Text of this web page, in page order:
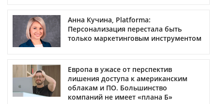
Анна Кучина, Platforma:
Персонализация перестала быть
только маркетинговым инструментом
Европа в ужасе от перспектив
лишения доступа к американским
облакам и ПО. Большинство
компаний не имеет «плана Б»